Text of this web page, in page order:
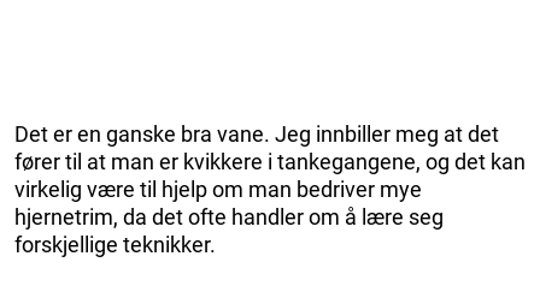
Det er en ganske bra vane. Jeg innbiller meg at det
fører til at man er kvikkere i tankegangene, og det kan
virkelig være til hjelp om man bedriver mye
hjernetrim, da det ofte handler om å lære seg
forskjellige teknikker.